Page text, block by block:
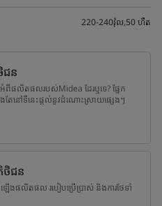
220-240វ៉ុល,50 ហឺត
ជន
អំពីផលិតផលរបស់Midea ដែរឬទេ? ផ្នែក
ងតែនៅទីនេះផ្តល់នូវដំណោះស្រាយផ្សេងៗ
ជន
ើងផលិតផល របៀបប្រើប្រាស់ និងការថែទាំ